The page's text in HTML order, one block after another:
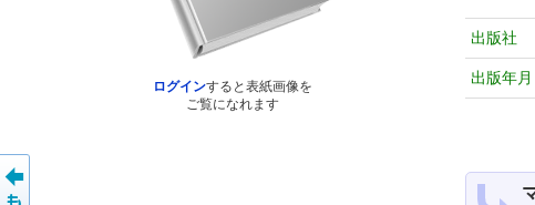
ログインすると表紙画像を
ご覧になれます
出版社
出版年月